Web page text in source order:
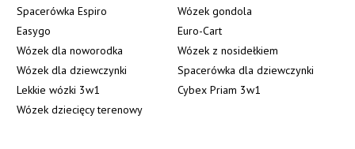
Spacerówka Espiro
Wózek gondola
Easygo
Euro-Cart
Wózek dla noworodka
Wózek z nosidełkiem
Wózek dla dziewczynki
Spacerówka dla dziewczynki
Lekkie wózki 3w1
Cybex Priam 3w1
Wózek dziecięcy terenowy